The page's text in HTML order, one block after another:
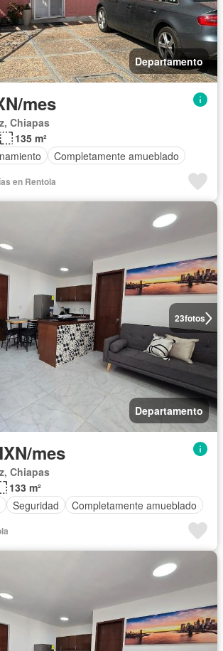
Departamento
mes
Chiapas
135 m²
Completamente amueblado
en Rentola
23fotos
Departamento
mes
Chiapas
133 m²
Seguridad Completamente amueblado